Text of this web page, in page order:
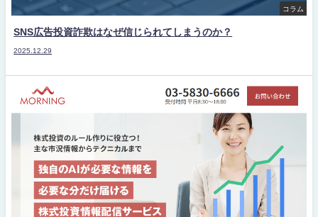
コラム
SNS広告投資詐欺はなぜ信じられてしまうのか？
2025.12.29